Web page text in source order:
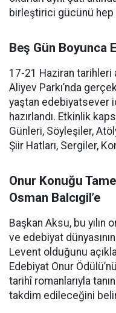
birleştirici gücünü hep
Beş Gün Boyunca
17-21 Haziran tarihleri
Aliyev Parkı’nda
yaştan edebiyatsever
hazırlandı. Etkinlik
Günleri, Söyleşiler,
Şiir Hatları, Sergiler,
Onur Konuğu
Osman Balcıgil’e
Başkan Aksu, bu
ve edebiyat
Levent olduğunu
Edebiyat Onur
tarihî romanlarıyla
takdim edileceğini